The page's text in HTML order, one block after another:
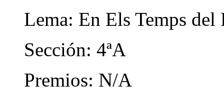
Lema: En Els Temps del
Sección: 4ªA
Premios: N/A